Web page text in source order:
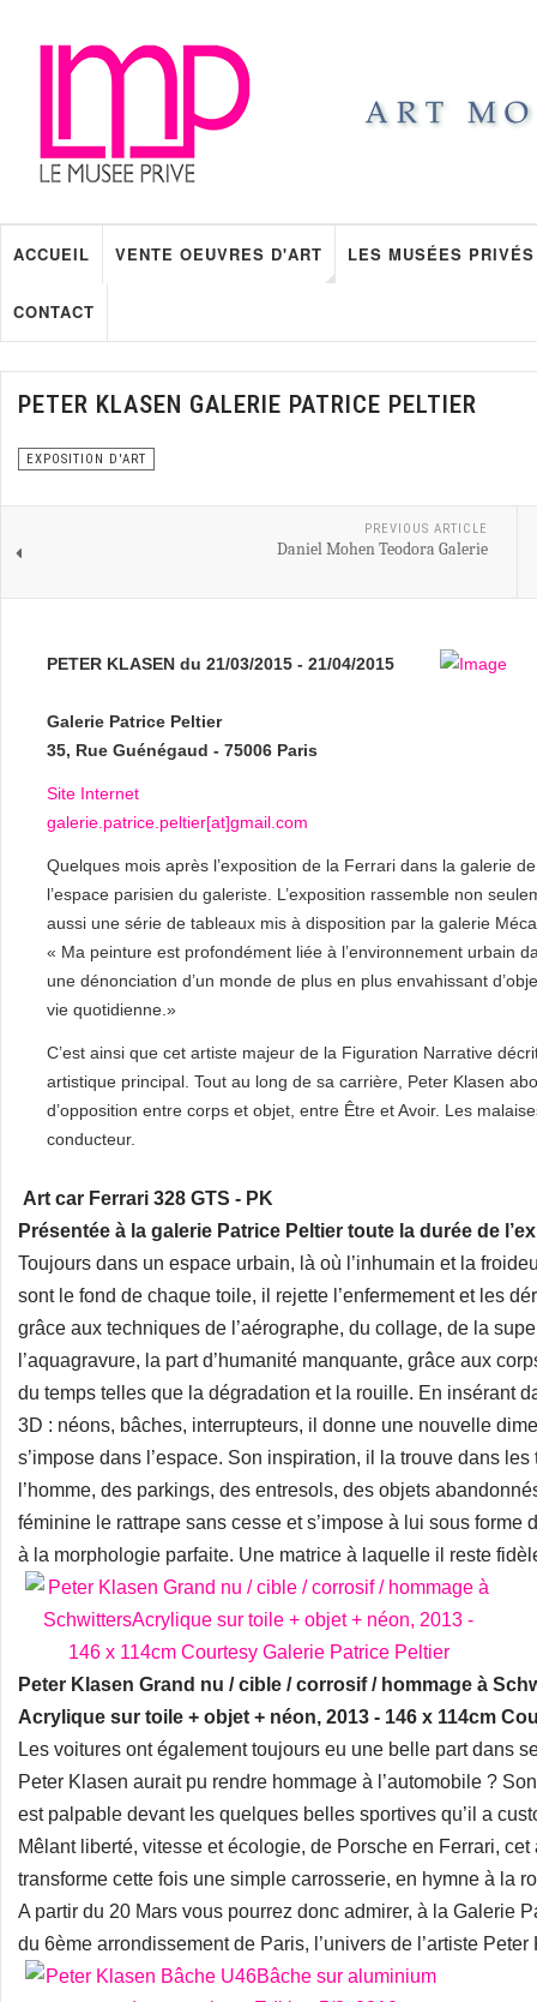
ACCUEIL VENTE OEUVRES D'ART LES MUSÉES PRIVÉS
CONTACT
PETER KLASEN GALERIE PATRICE PELTIER
EXPOSITION D'ART
PREVIOUS ARTICLE
Daniel Mohen Teodora Galerie
PETER KLASEN du 21/03/2015 - 21/04/2015
Galerie Patrice Peltier
35, Rue Guénégaud - 75006 Paris
Site Internet
galerie.patrice.peltier[at]gmail.com
Quelques mois après l’exposition de la Ferrari dans la galerie
l’espace parisien du galeriste. L’exposition rassemble non
aussi une série de tableaux mis à disposition par la galerie
« Ma peinture est profondément liée à l’environnement urbain
une dénonciation d’un monde de plus en plus envahissant
vie quotidienne.»
C’est ainsi que cet artiste majeur de la Figuration Narrative
artistique principal. Tout au long de sa carrière, Peter Klasen
d’opposition entre corps et objet, entre Être et Avoir. Les
conducteur.
Art car Ferrari 328 GTS - PK
Présentée à la galerie Patrice Peltier toute la durée de
Toujours dans un espace urbain, là où l’inhumain et la
sont le fond de chaque toile, il rejette l’enfermement et les
grâce aux techniques de l’aérographe, du collage, de la
l’aquagravure, la part d’humanité manquante, grâce aux
du temps telles que la dégradation et la rouille. En insérant
3D : néons, bâches, interrupteurs, il donne une nouvelle
s’impose dans l’espace. Son inspiration, il la trouve dans
l’homme, des parkings, des entresols, des objets
féminine le rattrape sans cesse et s’impose à lui sous forme
à la morphologie parfaite. Une matrice à laquelle il reste
Peter Klasen Grand nu / cible / corrosif / hommage à
Acrylique sur toile + objet + néon, 2013 - 146 x 114cm
Les voitures ont également toujours eu une belle part dans
Peter Klasen aurait pu rendre hommage à l’automobile ?
est palpable devant les quelques belles sportives qu’il a
Mêlant liberté, vitesse et écologie, de Porsche en Ferrari,
transforme cette fois une simple carrosserie, en hymne à la
A partir du 20 Mars vous pourrez donc admirer, à la Galerie
du 6ème arrondissement de Paris, l’univers de l’artiste Peter